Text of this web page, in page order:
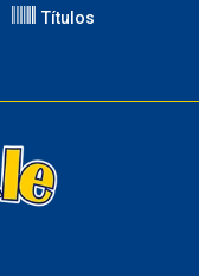
Títulos